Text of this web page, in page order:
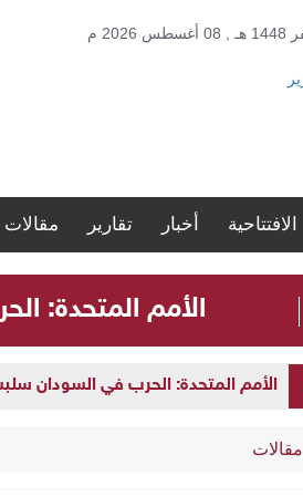
الافتتاحية أخبار تقارير مقالات
الأمم المتحدة: الحرب
الأمم المتحدة: الحرب في السودان سلبت مستقبل
ضمن مشروع “نور السعودية”.. مستشفيات
مقالات